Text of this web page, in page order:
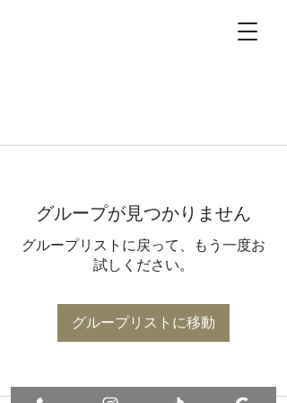
グループが見つかりません
グループリストに戻って、もう一度お
試しください。
グループリストに移動